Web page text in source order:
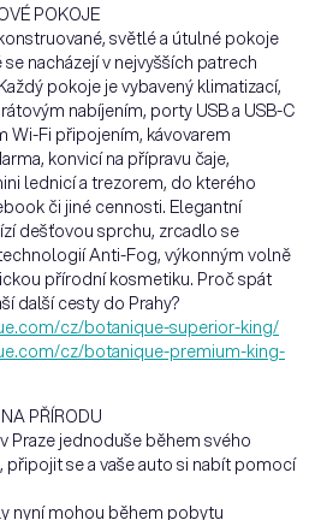
POKOJE
světlé a útulné pokoje
nacházejí v nejvyšších patrech
pokoje je vybavený klimatizací,
nabíjením, porty USB a USB-C
Fi připojením, kávovarem
konvicí na přípravu čaje,
lednicí a trezorem, do kterého
či jiné cennosti. Elegantní
dešťovou sprchu, zrcadlo se
Anti-Fog, výkonným volně
přírodní kosmetiku. Proč spát
další cesty do Prahy?
cz/botanique-superior-king/
cz/botanique-premium-king-
PŘÍRODU
Praze jednoduše během svého
se a vaše auto si nabít pomocí
nyní mohou během pobytu